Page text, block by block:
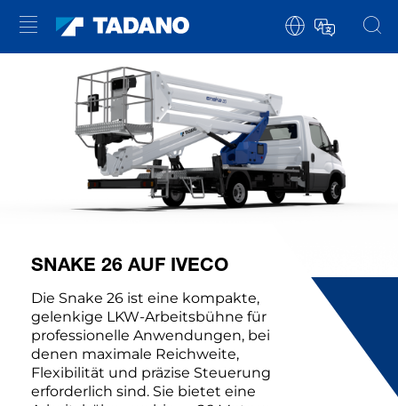
SNAKE 26 AUF IVECO
Die Snake 26 ist eine kompakte,
gelenkige LKW-Arbeitsbühne für
professionelle Anwendungen, bei
denen maximale Reichweite,
Flexibilität und präzise Steuerung
erforderlich sind. Sie bietet eine